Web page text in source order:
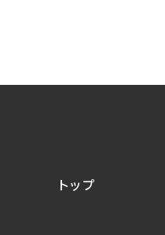
トップ